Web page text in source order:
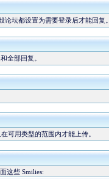
坛都设置为需要登录后才能回复。
全部回复。
可用类型的范围内才能上传。
这些 Smilies: